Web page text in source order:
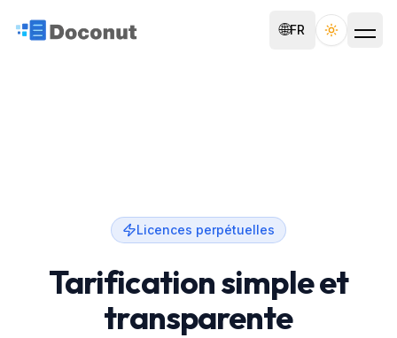
🌐FR Toggle
Licences perpétuelles
Tarification simple et
transparente